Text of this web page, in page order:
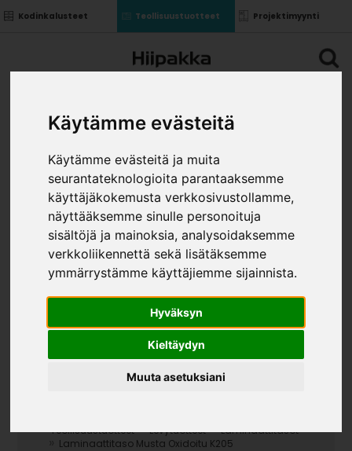
Käytämme evästeitä
Käytämme evästeitä ja muita
seurantateknologioita parantaaksemme
käyttäjäkokemusta verkkosivustollamme,
näyttääksemme sinulle personoituja
sisältöjä ja mainoksia, analysoidaksemme
verkkoliikennettä sekä lisätäksemme
ymmärrystämme käyttäjiemme sijainnista.
Hyväksyn
Kieltäydyn
Muuta asetuksiani
Kodinkalusteet Teollisuustuotteet Projektimyynti
Teollisuustuotteet»Levytuotteet»Laminaattitasot
Laminaattitaso Musta Oxidoitu K205